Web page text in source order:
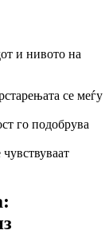
и нивото на
се меѓу
го подобрува